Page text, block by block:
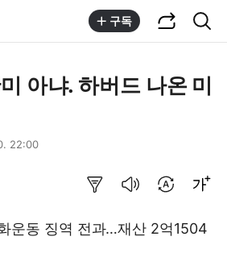
구독
아냐. 하버드 나온 미
22:00
운동 징역 전과…재산 2억1504